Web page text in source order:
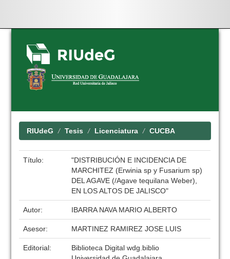
Skip
navigation
RIUdeG Tesis Licenciatura CUCBA
Título:
"DISTRIBUCIÓN E INCIDENCIA DE
MARCHITEZ (Erwinia sp y Fusarium sp)
DEL AGAVE (/Agave tequilana Weber),
EN LOS ALTOS DE JALISCO"
Autor: IBARRA NAVA MARIO ALBERTO
Asesor: MARTINEZ RAMIREZ JOSE LUIS
Editorial:
Biblioteca Digital wdg.biblio